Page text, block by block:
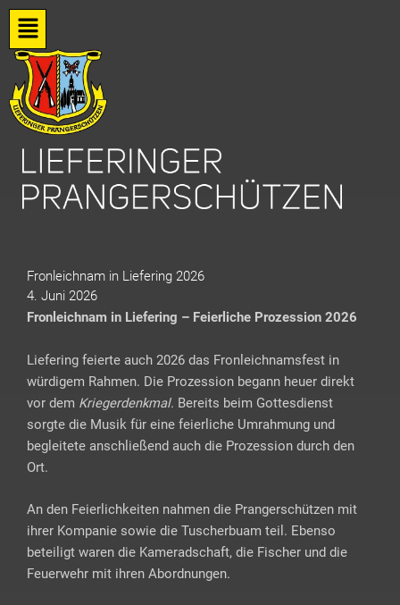
Zum
Inhalt
springen
Flyout
Menu
Fronleichnam in Liefering 2026
4. Juni 2026
Fronleichnam in Liefering – Feierliche Prozession 2026
Liefering feierte auch 2026 das Fronleichnamsfest in
würdigem Rahmen. Die Prozession begann heuer direkt
vor dem Kriegerdenkmal. Bereits beim Gottesdienst
sorgte die Musik für eine feierliche Umrahmung und
begleitete anschließend auch die Prozession durch den
Ort.
An den Feierlichkeiten nahmen die Prangerschützen mit
ihrer Kompanie sowie die Tuscherbuam teil. Ebenso
beteiligt waren die Kameradschaft, die Fischer und die
Feuerwehr mit ihren Abordnungen.